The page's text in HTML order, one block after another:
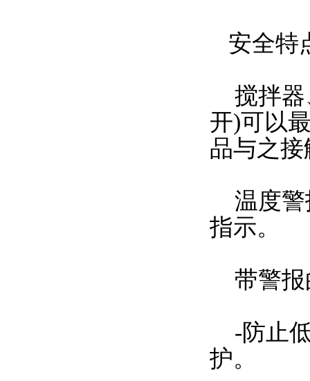
安全特
搅拌器
开)可以
品与之接
温度警
指示。
带警报
-防止低
护。